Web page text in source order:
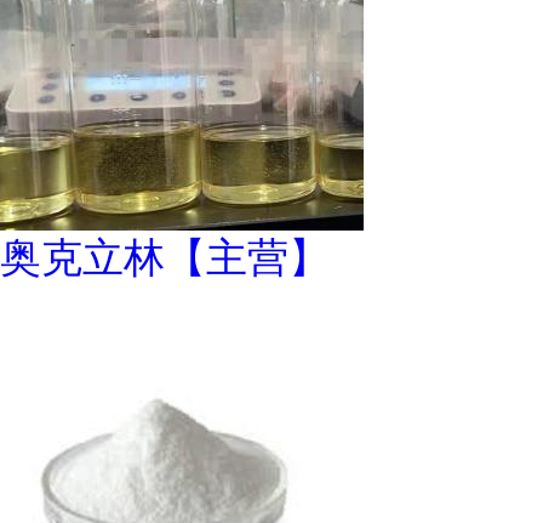
奥克立林【主营】